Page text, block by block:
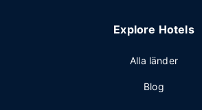
Explore Hotels
Alla länder
Blog